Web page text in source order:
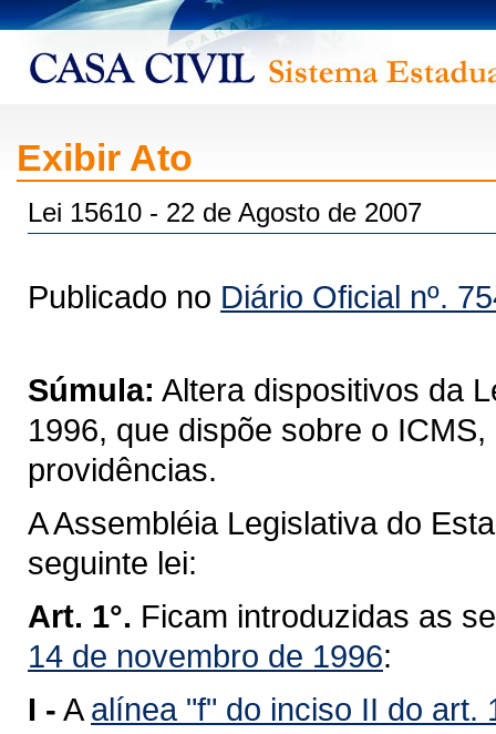
Exibir Ato
Lei 15610 - 22 de Agosto de 2007
Publicado no Diário Oficial nº.
Súmula: Altera dispositivos da
1996, que dispõe sobre o
providências.
A Assembléia Legislativa do
seguinte lei:
Art. 1°. Ficam introduzidas as
14 de novembro de 1996:
I - A alínea "f" do inciso II do art.